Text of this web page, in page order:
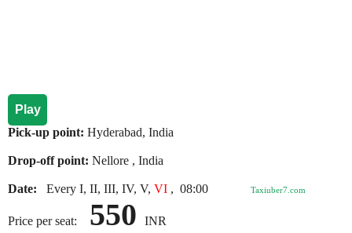
Play
Pick-up point: Hyderabad, India
Drop-off point: Nellore , India
Date: Every I, II, III, IV, V, VI , 08:00 Taxiuber7.com
Price per seat: 550 INR